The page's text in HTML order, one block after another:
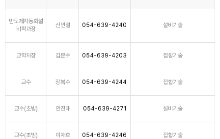
반도체자동화설
비학과장
신인철 054-639-4240 설비기술
교학처장 김문수 054-639-4203 접합기술
교수 장복수 054-639-4244 접합기술
교수(초빙) 안진태 054-639-4271 설비기술
교수(초빙) 이재호 054-639-4246 접합기술